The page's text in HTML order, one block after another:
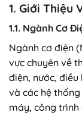
1. Giới Thiệu
1.1. Ngành Cơ
Ngành cơ điện
vực chuyên về
điện, nước,
và các hệ
máy, công trình